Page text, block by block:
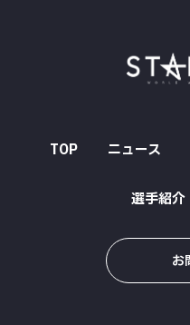
TOP ニュース
選手紹介
お